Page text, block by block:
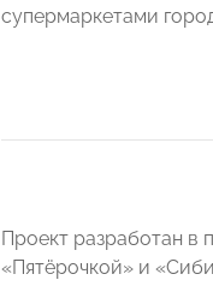
супермаркетами
Проект разработан в
«Пятёрочкой» и